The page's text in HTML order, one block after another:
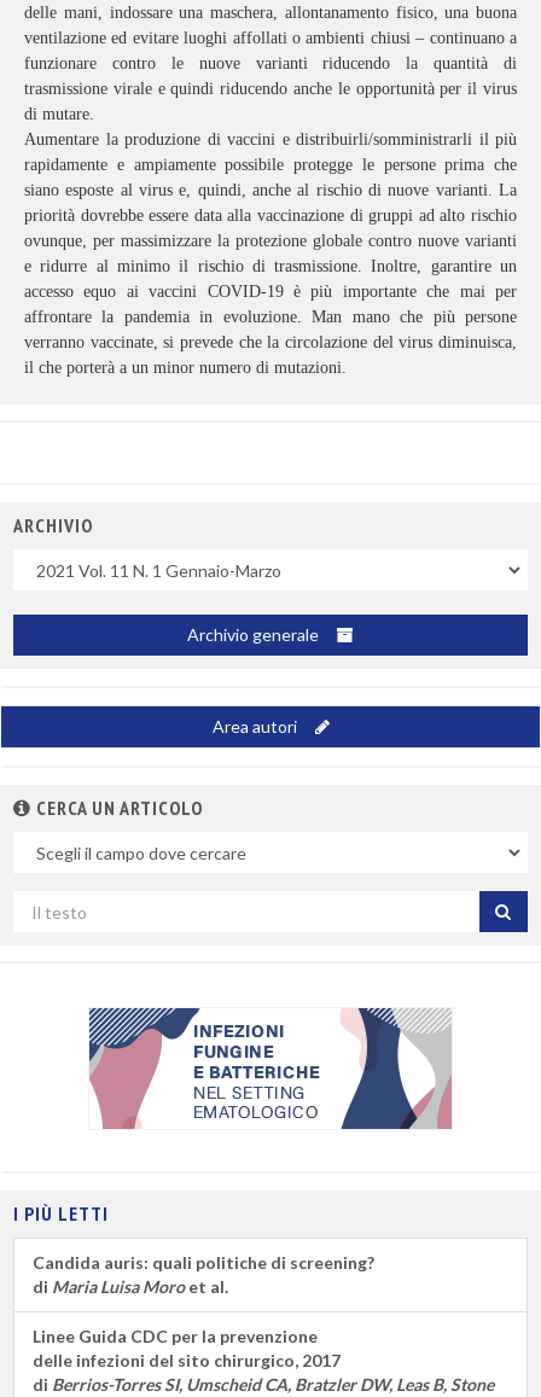
delle mani, indossare una maschera, allontanamento fisico, una buona
ventilazione ed evitare luoghi affollati o ambienti chiusi – continuano a
funzionare contro le nuove varianti riducendo la quantità di
trasmissione virale e quindi riducendo anche le opportunità per il virus
di mutare.
Aumentare la produzione di vaccini e distribuirli/somministrarli il più
rapidamente e ampiamente possibile protegge le persone prima che
siano esposte al virus e, quindi, anche al rischio di nuove varianti. La
priorità dovrebbe essere data alla vaccinazione di gruppi ad alto rischio
ovunque, per massimizzare la protezione globale contro nuove varianti
e ridurre al minimo il rischio di trasmissione. Inoltre, garantire un
accesso equo ai vaccini COVID-19 è più importante che mai per
affrontare la pandemia in evoluzione. Man mano che più persone
verranno vaccinate, si prevede che la circolazione del virus diminuisca,
il che porterà a un minor numero di mutazioni.
ARCHIVIO
Archivio generale
Area autori
CERCA UN ARTICOLO
campo
per
I PIÙ LETTI
Candida auris: quali politiche di screening?
di Maria Luisa Moroet al.
Linee Guida CDC per la prevenzione
delle infezioni del sito chirurgico, 2017
di Berrios-Torres SI, Umscheid CA, Bratzler DW, Leas B, Stone